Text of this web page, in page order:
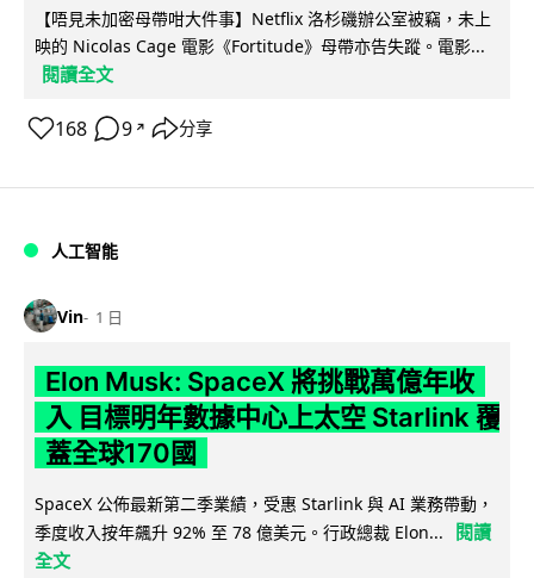
【唔見未加密母帶咁大件事】Netflix 洛杉磯辦公室被竊，未上
映的 Nicolas Cage 電影《Fortitude》母帶亦告失蹤。電影...
閱讀全文
168 9 ↗ 分享
人工智能
Vin 1 日
Elon Musk: SpaceX 將挑戰萬億年收
入 目標明年數據中心上太空 Starlink 覆
蓋全球170國
SpaceX 公佈最新第二季業績，受惠 Starlink 與 AI 業務帶動，
季度收入按年飆升 92% 至 78 億美元。行政總裁 Elon...
閱讀
全文